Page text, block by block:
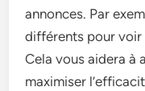
annonces. Par
différents pour voir
Cela vous aidera à
maximiser